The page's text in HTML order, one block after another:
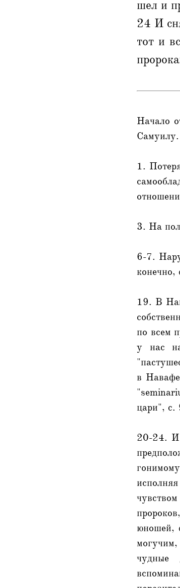
шел и
24 И
тот и
Начало
Самуилу.
1.
3. На
6-7.
конечно,
19. В
по всем
у нас
в
цари",
20-24. И
юношей,
чудные